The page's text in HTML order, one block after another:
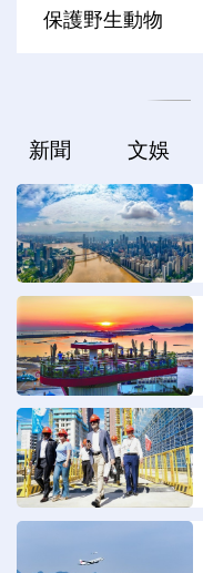
保護野生動物
新聞 文娛